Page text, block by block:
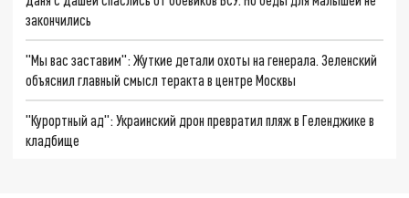
закончились
"Мы вас заставим": Жуткие детали охоты на генерала. Зеленский
объяснил главный смысл теракта в центре Москвы
"Курортный ад": Украинский дрон превратил пляж в Геленджике в
кладбище